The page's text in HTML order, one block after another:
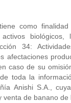
como
34:
afectaciones
caso de su
toda la
Anishi S.A.,
venta de banano